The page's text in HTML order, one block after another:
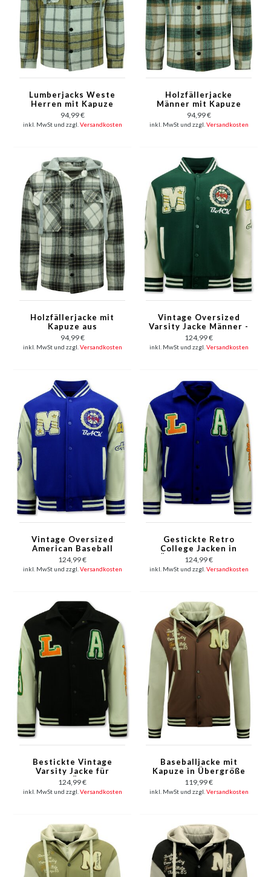
Lumberjacks Weste
Herren mit Kapuze
-7091- Braun
94,99 €
inkl. MwSt und zzgl. Versandkosten
Holzfällerjacke
Männer mit Kapuze
-7091- Grün
94,99 €
inkl. MwSt und zzgl. Versandkosten
Holzfällerjacke mit
Kapuze aus
Teddywolle -7091-
Schwarz
94,99 €
inkl. MwSt und zzgl. Versandkosten
Vintage Oversized
Varsity Jacke Männer -
7086 - Grün
124,99 €
inkl. MwSt und zzgl. Versandkosten
Vintage Oversized
American Baseball
Jacke Männer - 7086 -
Blau
124,99 €
inkl. MwSt und zzgl. Versandkosten
Gestickte Retro
College Jacken in
Übergröße - 851 -
Blau
124,99 €
inkl. MwSt und zzgl. Versandkosten
Bestickte Vintage
Varsity Jacke für
Männer in Übergröße
- 851 - Schwarz
124,99 €
inkl. MwSt und zzgl. Versandkosten
Baseballjacke mit
Kapuze in Übergröße
-8632- Braun
119,99 €
inkl. MwSt und zzgl. Versandkosten